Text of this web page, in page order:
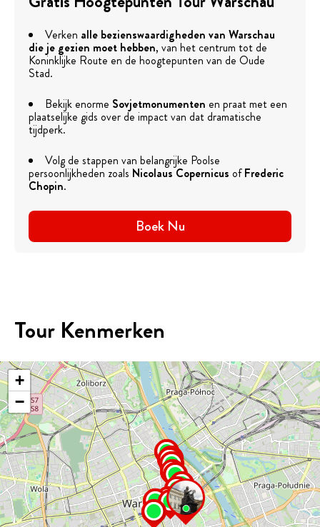
Verken alle bezienswaardigheden van Warschau
die je gezien moet hebben, van het centrum tot de
Koninklijke Route en de hoogtepunten van de Oude
Stad.
Bekijk enorme Sovjetmonumenten en praat met een
plaatselijke gids over de impact van dat dramatische
tijdperk.
Volg de stappen van belangrijke Poolse
persoonlijkheden zoals Nicolaus Copernicus ofFrederic
Chopin.
Boek Nu
Tour Kenmerken
+
−